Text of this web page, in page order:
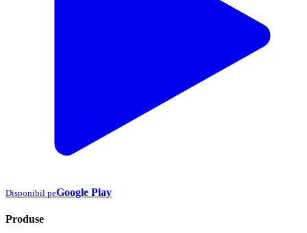
Disponibil peGoogle Play
Produse